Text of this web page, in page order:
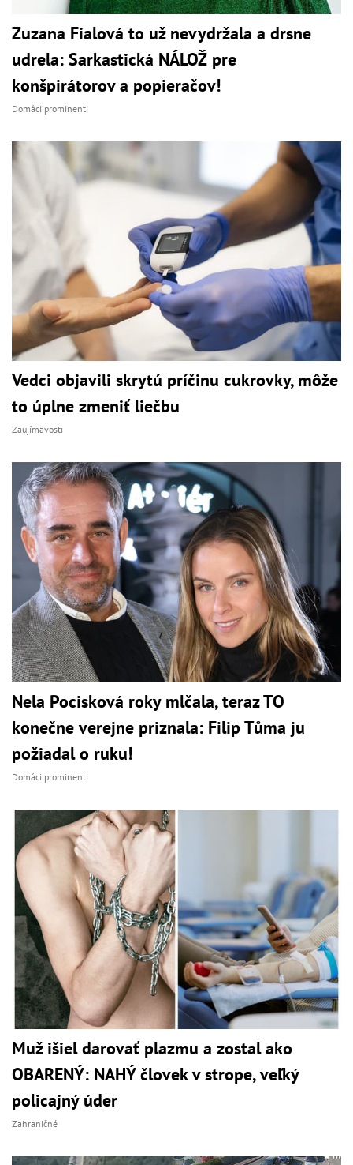
Zuzana Fialová to už nevydržala a drsne
udrela: Sarkastická NÁLOŽ pre
konšpirátorov a popieračov!
Domáci prominenti
Vedci objavili skrytú príčinu cukrovky, môže
to úplne zmeniť liečbu
Zaujímavosti
Nela Pocisková roky mlčala, teraz TO
konečne verejne priznala: Filip Tůma ju
požiadal o ruku!
Domáci prominenti
Muž išiel darovať plazmu a zostal ako
OBARENÝ: NAHÝ človek v strope, veľký
policajný úder
Zahraničné